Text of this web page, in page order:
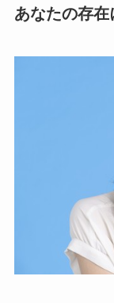
あなたの存